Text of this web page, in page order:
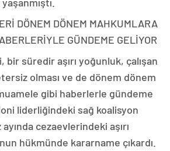
DÖNEM DÖNEM MAHKUMLARA
GÜNDEME GELİYOR
bir süredir aşırı yoğunluk, çalışan
olması ve de dönem dönem
gibi haberlerle gündeme
liderliğindeki sağ koalisyon
cezaevlerindeki aşırı
hükmünde kararname çıkardı.